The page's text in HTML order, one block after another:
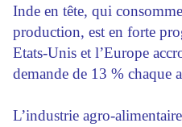
Inde en tête, qui
production, est en forte
Etats-Unis et l’Europe
demande de 13 % chaque
L’industrie agro-